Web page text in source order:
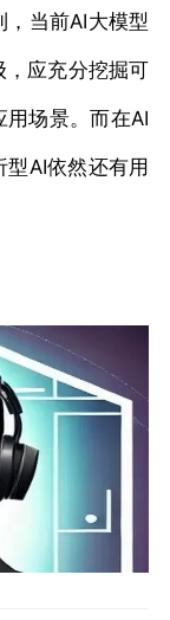
当前AI大模型
应充分挖掘可
场景。而在AI
AI依然还有用